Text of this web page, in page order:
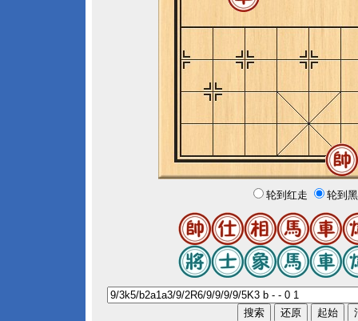
轮到红走 轮到